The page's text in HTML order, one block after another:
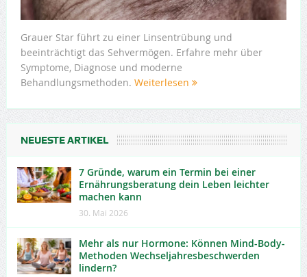
Grauer Star führt zu einer Linsentrübung und
beeinträchtigt das Sehvermögen. Erfahre mehr über
Symptome, Diagnose und moderne
Behandlungsmethoden. Weiterlesen
NEUESTE ARTIKEL
7 Gründe, warum ein Termin bei einer
Ernährungsberatung dein Leben leichter
machen kann
30. Mai 2026
Mehr als nur Hormone: Können Mind-Body-
Methoden Wechseljahresbeschwerden
lindern?